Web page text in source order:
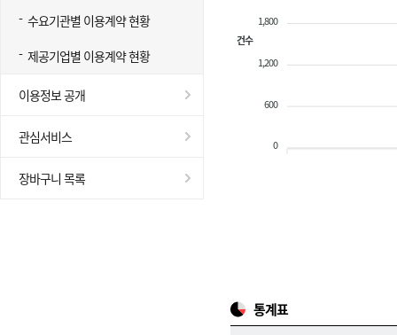
수요기관별 이용계약 현황
제공기업별 이용계약 현황
이용정보 공개
관심서비스
장바구니 목록
1,800
1,200
600
0
건수
통계표